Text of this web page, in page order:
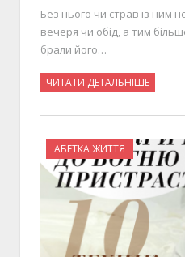
Без нього чи страв із ним
вечеря чи обід, а тим
брали його…
ЧИТАТИ ДЕТАЛЬНІШЕ
АБЕТКА ЖИТТЯ